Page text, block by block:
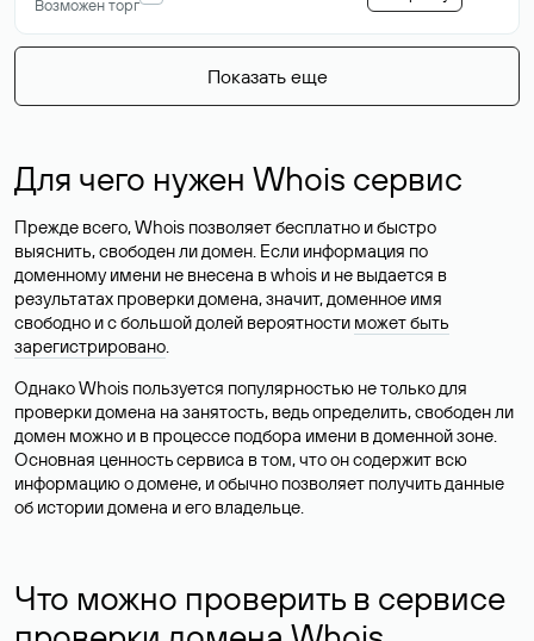
Возможен торг
Показать еще
Для чего нужен Whois сервис
Прежде всего, Whois позволяет бесплатно и быстро
выяснить, свободен ли домен. Если информация по
доменному имени не внесена в whois и не выдается в
результатах проверки домена, значит, доменное имя
свободно и с большой долей вероятности может быть
зарегистрировано.
Однако Whois пользуется популярностью не только для
проверки домена на занятость, ведь определить, свободен ли
домен можно и в процессе подбора имени в доменной зоне.
Основная ценность сервиса в том, что он содержит всю
информацию о домене, и обычно позволяет получить данные
об истории домена и его владельце.
Что можно проверить в сервисе